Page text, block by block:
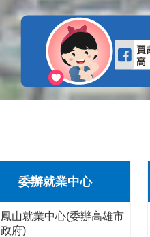
委辦就業中心
鳳山就業中心(委辦高雄市
政府)